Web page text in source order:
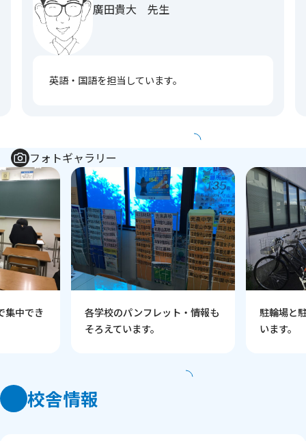
廣田貴大 先生
英語・国語を担当しています。
フォトギャラリー
集中でき
各学校のパンフレット・情報も
そろえています。
駐輪場と
います。
校舎情報